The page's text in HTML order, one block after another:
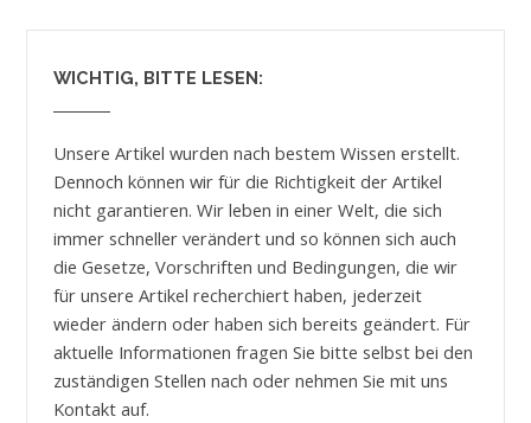
WICHTIG, BITTE LESEN:
Unsere Artikel wurden nach bestem Wissen erstellt.
Dennoch können wir für die Richtigkeit der Artikel
nicht garantieren. Wir leben in einer Welt, die sich
immer schneller verändert und so können sich auch
die Gesetze, Vorschriften und Bedingungen, die wir
für unsere Artikel recherchiert haben, jederzeit
wieder ändern oder haben sich bereits geändert. Für
aktuelle Informationen fragen Sie bitte selbst bei den
zuständigen Stellen nach oder nehmen Sie mit uns
Kontakt auf.